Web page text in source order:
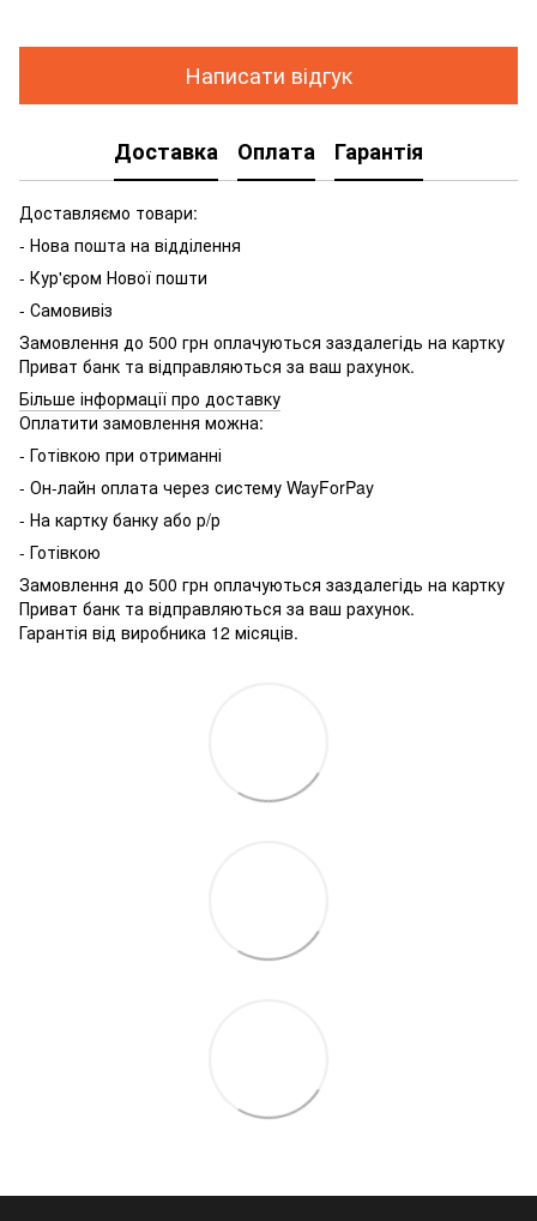
Написати відгук
Доставка Оплата Гарантія
Доставляємо товари:
- Нова пошта на відділення
- Кур'єром Нової пошти
- Самовивіз
Замовлення до 500 грн оплачуються заздалегідь на картку
Приват банк та відправляються за ваш рахунок.
Більше інформації про доставку
Оплатити замовлення можна:
- Готівкою при отриманні
- Он-лайн оплата через систему WayForPay
- На картку банку або р/р
- Готівкою
Замовлення до 500 грн оплачуються заздалегідь на картку
Приват банк та відправляються за ваш рахунок.
Гарантія від виробника 12 місяців.